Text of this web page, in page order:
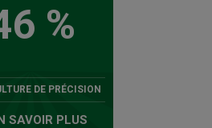
%
DE PRÉCISION
SAVOIR PLUS